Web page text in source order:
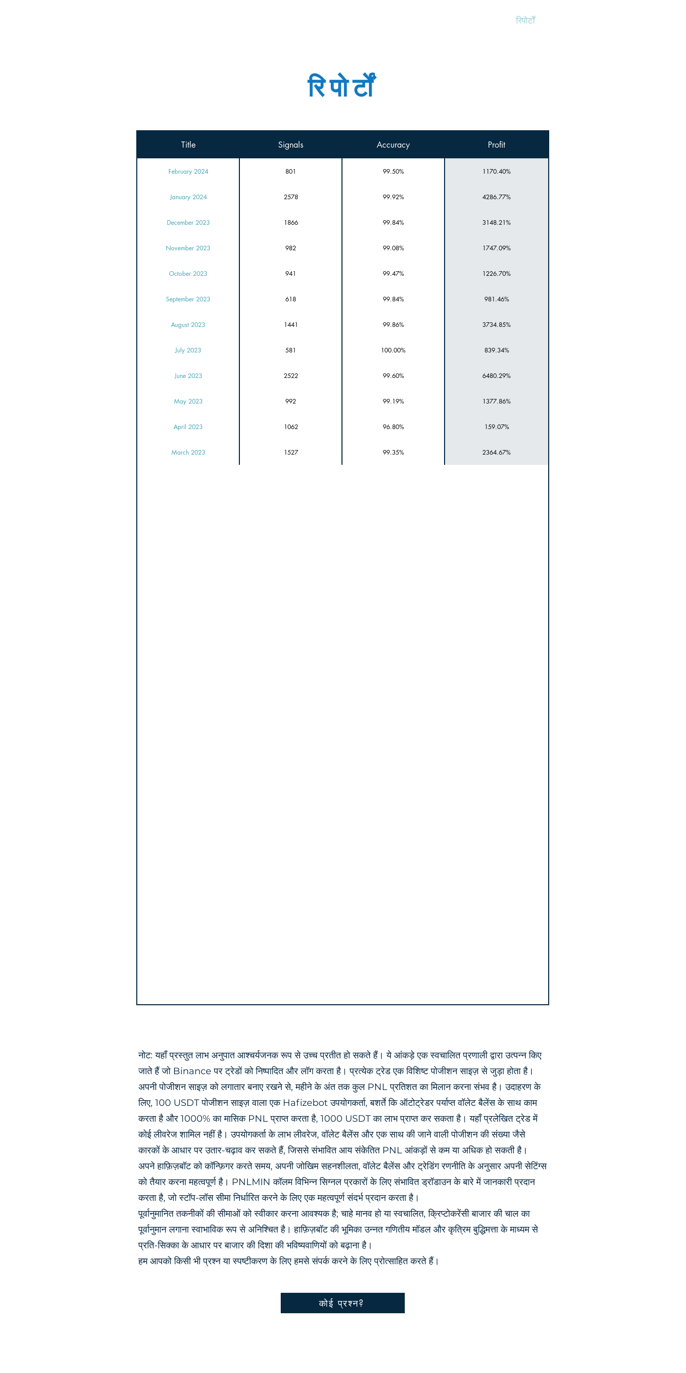
रिपोर्टों
रिपोर्टों
Title Signals Accuracy Profit
February 2024 801 99.50% 1170.40%
January 2024 2578 99.92% 4286.77%
December 2023 1866 99.84% 3148.21%
November 2023 982 99.08% 1747.09%
October 2023 941 99.47% 1226.70%
September 2023 618 99.84% 981.46%
August 2023 1441 99.86% 3734.85%
July 2023 581 100.00% 839.34%
June 2023 2522 99.60% 6480.29%
May 2023 992 99.19% 1377.86%
April 2023 1062 96.80% 159.07%
March 2023 1527 99.35% 2364.67%
नोट: यहाँ प्रस्तुत लाभ अनुपात आश्चर्यजनक रूप से उच्च प्रतीत हो सकते हैं। ये आंकड़े एक स्वचालित प्रणाली द्वारा उत्पन्न किए
जाते हैं जो Binance पर ट्रेडों को निष्पादित और लॉग करता है। प्रत्येक ट्रेड एक विशिष्ट पोजीशन साइज़ से जुड़ा होता है।
अपनी पोजीशन साइज़ को लगातार बनाए रखने से, महीने के अंत तक कुल PNL प्रतिशत का मिलान करना संभव है। उदाहरण के
लिए, 100 USDT पोजीशन साइज़ वाला एक Hafizebot उपयोगकर्ता, बशर्ते कि ऑटोट्रेडर पर्याप्त वॉलेट बैलेंस के साथ काम
करता है और 1000% का मासिक PNL प्राप्त करता है, 1000 USDT का लाभ प्राप्त कर सकता है। यहाँ प्रलेखित ट्रेड में
कोई लीवरेज शामिल नहीं है। उपयोगकर्ता के लाभ लीवरेज, वॉलेट बैलेंस और एक साथ की जाने वाली पोजीशन की संख्या जैसे
कारकों के आधार पर उतार-चढ़ाव कर सकते हैं, जिससे संभावित आय संकेतित PNL आंकड़ों से कम या अधिक हो सकती है।
अपने हाफ़िज़बॉट को कॉन्फ़िगर करते समय, अपनी जोखिम सहनशीलता, वॉलेट बैलेंस और ट्रेडिंग रणनीति के अनुसार अपनी सेटिंग्स
को तैयार करना महत्वपूर्ण है। PNLMIN कॉलम विभिन्न सिग्नल प्रकारों के लिए संभावित ड्रॉडाउन के बारे में जानकारी प्रदान
करता है, जो स्टॉप-लॉस सीमा निर्धारित करने के लिए एक महत्वपूर्ण संदर्भ प्रदान करता है।
पूर्वानुमानित तकनीकों की सीमाओं को स्वीकार करना आवश्यक है; चाहे मानव हो या स्वचालित, क्रिप्टोकरेंसी बाजार की चाल का
पूर्वानुमान लगाना स्वाभाविक रूप से अनिश्चित है। हाफ़िज़बॉट की भूमिका उन्नत गणितीय मॉडल और कृत्रिम बुद्धिमत्ता के माध्यम से
प्रति-सिक्का के आधार पर बाजार की दिशा की भविष्यवाणियों को बढ़ाना है।
हम आपको किसी भी प्रश्न या स्पष्टीकरण के लिए हमसे संपर्क करने के लिए प्रोत्साहित करते हैं।
कोई प्रश्न?